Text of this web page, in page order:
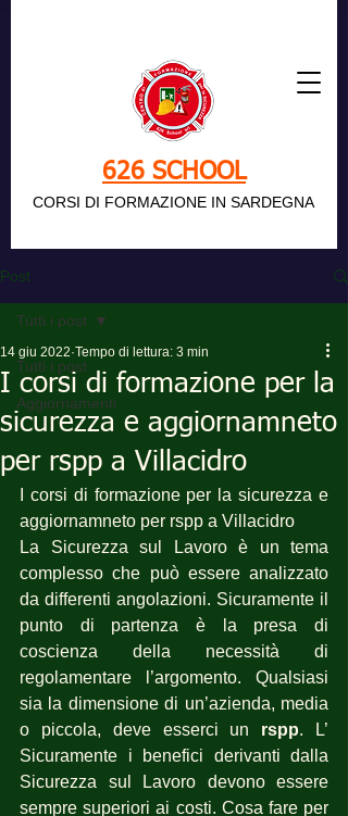
626 SCHOOL
CORSI DI FORMAZIONE IN SARDEGNA
Post
Tutti i post
Aggiornamenti
Tutti i post
I corsi di formazione per la
sicurezza e aggiornamneto
per rspp a Villacidro
14 giu 2022 Tempo di lettura: 3 min
I corsi di formazione per la sicurezza e
aggiornamneto per rspp a Villacidro
La Sicurezza sul Lavoro è un tema
complesso che può essere analizzato
da differenti angolazioni. Sicuramente il
punto di partenza è la presa di
coscienza della necessità di
regolamentare l’argomento. Qualsiasi
sia la dimensione di un’azienda, media
o piccola, deve esserci un rspp. L’
Sicuramente i benefici derivanti dalla
Sicurezza sul Lavoro devono essere
sempre superiori ai costi. Cosa fare per